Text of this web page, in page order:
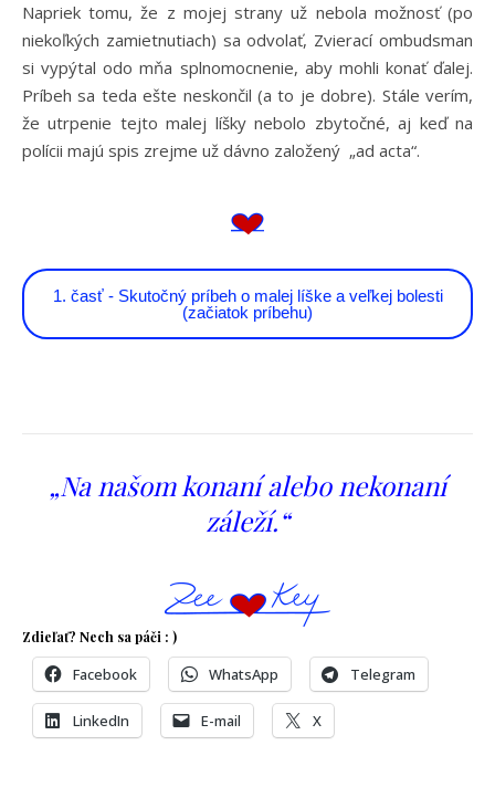
Napriek tomu, že z mojej strany už nebola možnosť (po
niekoľkých zamietnutiach) sa odvolať, Zvierací ombudsman
si vypýtal odo mňa splnomocnenie, aby mohli konať ďalej.
Príbeh sa teda ešte neskončil (a to je dobre). Stále verím,
že utrpenie tejto malej líšky nebolo zbytočné, aj keď na
polícii majú spis zrejme už dávno založený „ad acta“.
1. časť - Skutočný príbeh o malej líške a veľkej bolesti
(začiatok príbehu)
„Na našom konaní alebo nekonaní
záleží.“
Zdieľať? Nech sa páči : )
Facebook WhatsApp Telegram
LinkedIn E-mail X